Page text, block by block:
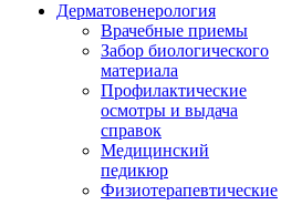
Дерматовенерология
Врачебные приемы
Забор биологического
материала
Профилактические
осмотры и выдача
справок
Медицинский
педикюр
Физиотерапевтические